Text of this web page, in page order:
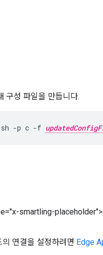
구성 파일을 만듭니다.
-p c -f
smartling-placeholder">
연결을 설정하려면 Edge